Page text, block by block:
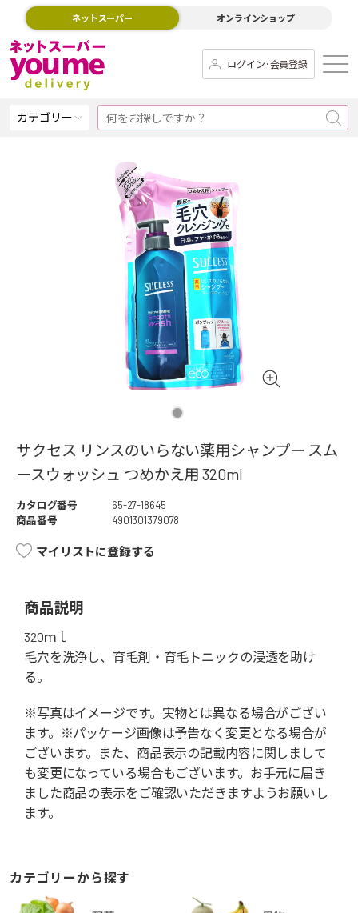
ネットスーパー オンラインショップ
ログイン･会員登録
カテゴリー
サクセス リンスのいらない薬用シャンプー スム
ースウォッシュ つめかえ用 320ml
カタログ番号
65-27-18645
商品番号
4901301379078
マイリストに登録する
商品説明
320ｍｌ
毛穴を洗浄し、育毛剤・育毛トニックの浸透を助け
る。
※写真はイメージです。実物とは異なる場合がござい
ます。※パッケージ画像は予告なく変更となる場合が
ございます。また、商品表示の記載内容に関しまして
も変更になっている場合もございます。お手元に届き
ました商品の表示をご確認いただきますようお願いし
ます。
カテゴリーから探す